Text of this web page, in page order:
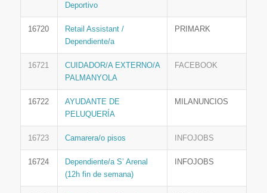
Deportivo
16720
Retail Assistant /
Dependiente/a
PRIMARK
16721
CUIDADOR/A EXTERNO/A
PALMANYOLA
FACEBOOK
16722
AYUDANTE DE
PELUQUERÍA
MILANUNCIOS
16723 Camarera/o pisos INFOJOBS
16724
Dependiente/a S’ Arenal
(12h fin de semana)
INFOJOBS